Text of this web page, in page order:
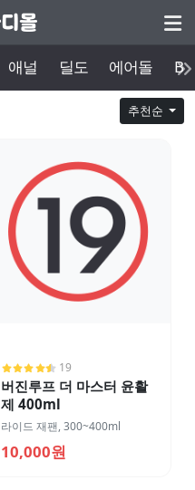
애널 딜도 에어돌
추천순
19
버진루프 더 마스터 윤활
제 400ml
라이드 재팬,300~400ml
10,000원